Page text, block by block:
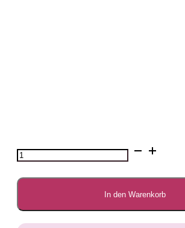
Hundeschutzhöschen
Menge
In den Warenkorb